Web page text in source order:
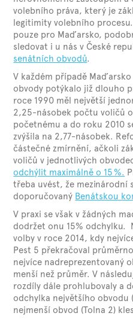
volebního práva, který je
legitimity volebního
pouze pro Maďarsko,
sledovat i u nás v České
senátních obvodů.
V každém případě
obvody potýkalo již dlouho
roce 1990 měl největší
2,25-násobek počtu voličů
početnému a do roku 2010
zvýšila na 2,77-násobek.
částečné zmírnění, ačkoli
voličů v jednotlivých
odchýlit maximálně o 15 %.
třeba uvést, že
doporučovaný Benátskou
V praxi se však v žádných
dodržet onu 15%
volby v roce 2014, kdy
Pest 5 překračoval
nejvíce nadreprezentovaný
menší než průměr. V
rozdíly dále prohlubovaly a
odchylka největšího obvodu
nejmenší obvod (Tolna 2)